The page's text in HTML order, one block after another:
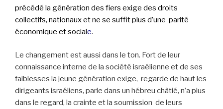
précédé la génération des fiers exige des droits
collectifs, nationaux et ne se suffit plus d’une parité
économique et sociale.
Le changement est aussi dans le ton. Fort de leur
connaissance interne de la société israélienne et de ses
faiblesses la jeune génération exige, regarde de haut les
dirigeants israéliens, parle dans un hébreu châtié, n’a plus
dans le regard, la crainte et la soumission de leurs